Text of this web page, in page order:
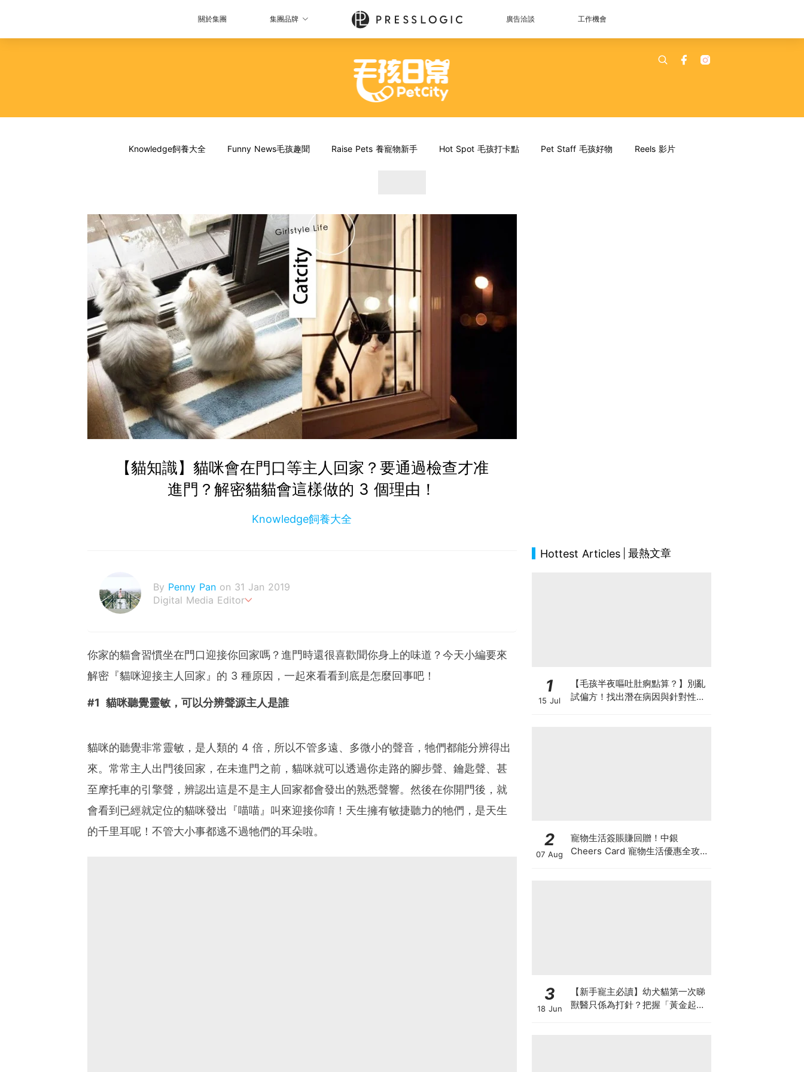
關於集團 集團品牌 廣告洽談 工作機會
Knowledge飼養大全 Funny News毛孩趣聞 Raise Pets 養寵物新手 Hot Spot 毛孩打卡點 Pet Staff 毛孩好物 Reels 影片
【貓知識】貓咪會在門口等主人回家？要通過檢查才准
進門？解密貓貓會這樣做的 3 個理由！
Knowledge飼養大全
By Penny Pan on 31 Jan 2019
Digital Media Editor
你家的貓會習慣坐在門口迎接你回家嗎？進門時還很喜歡聞你身上的味道？今天小編要來
解密『貓咪迎接主人回家』的 3 種原因，一起來看看到底是怎麼回事吧！
#1 貓咪聽覺靈敏，可以分辨聲源主人是誰
貓咪的聽覺非常靈敏，是人類的 4 倍，所以不管多遠、多微小的聲音，牠們都能分辨得出
來。常常主人出門後回家，在未進門之前，貓咪就可以透過你走路的腳步聲、鑰匙聲、甚
至摩托車的引擎聲，辨認出這是不是主人回家都會發出的熟悉聲響。然後在你開門後，就
會看到已經就定位的貓咪發出『喵喵』叫來迎接你唷！天生擁有敏捷聽力的牠們，是天生
的千里耳呢！不管大小事都逃不過牠們的耳朵啦。
Hottest Articles 最熱文章
1
15 Jul
【毛孩半夜嘔吐肚痾點算？】別亂
試偏方！找出潛在病因與針對性營
2
07 Aug
寵物生活簽賬賺回贈！中銀
Cheers Card 寵物生活優惠全攻
3
18 Jun
【新手寵主必讀】幼犬貓第一次睇
獸醫只係為打針？把握「黃金起跑